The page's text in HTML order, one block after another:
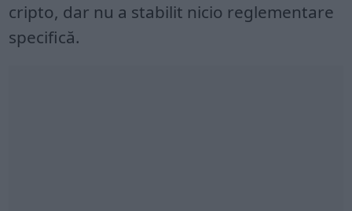
cripto, dar nu a stabilit nicio reglementare
specifică.